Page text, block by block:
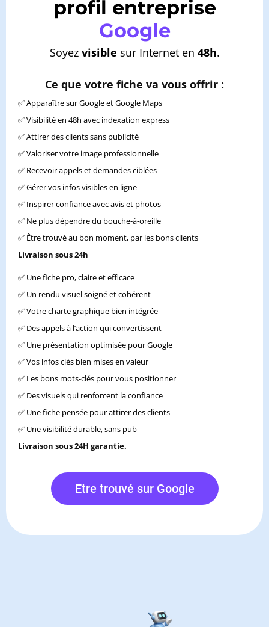
profil entreprise
Google
Soyez visible sur Internet en 48h.
Ce que votre fiche va vous offrir :
✅ Apparaître sur Google et Google Maps
✅ Visibilité en 48h avec indexation express
✅ Attirer des clients sans publicité
✅ Valoriser votre image professionnelle
✅ Recevoir appels et demandes ciblées
✅ Gérer vos infos visibles en ligne
✅ Inspirer confiance avec avis et photos
✅ Ne plus dépendre du bouche-à-oreille
✅ Être trouvé au bon moment, par les bons clients
Livraison sous 24h
✅ Une fiche pro, claire et efficace
✅ Un rendu visuel soigné et cohérent
✅ Votre charte graphique bien intégrée
✅ Des appels à l’action qui convertissent
✅ Une présentation optimisée pour Google
✅ Vos infos clés bien mises en valeur
✅ Les bons mots-clés pour vous positionner
✅ Des visuels qui renforcent la confiance
✅ Une fiche pensée pour attirer des clients
✅ Une visibilité durable, sans pub
Livraison sous 24H garantie.
Etre trouvé sur Google